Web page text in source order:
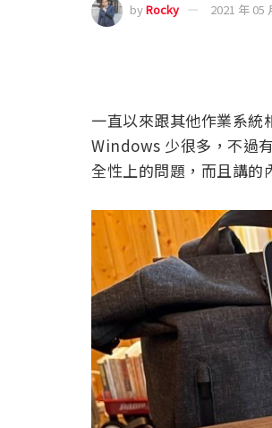
byRocky 2021 年 05
一直以來跟其他作業系
Windows 少很多，不過
全性上的問題，而且講的